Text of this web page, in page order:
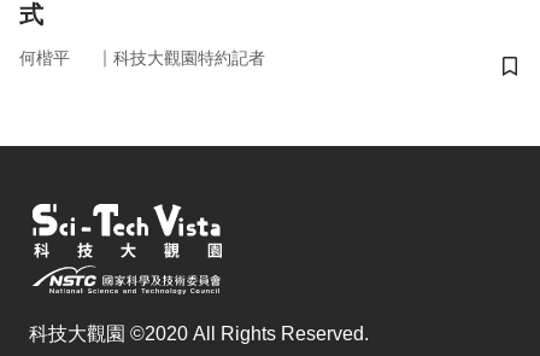
式
何楷平 ｜ 科技大觀園特約記者
儲
科技大觀園 ©2020 All Rights Reserved.